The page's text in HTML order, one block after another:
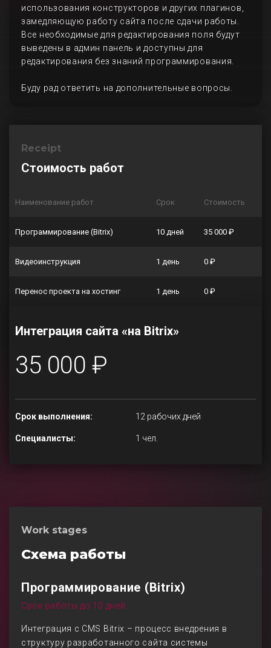
использования конструкторов и других плагинов,
замедляющую работу сайта после сдачи работы.
Все необходимые для редактирования поля будут
выведены в админ панель и доступны для
редактирования без знаний программирования.
Буду рад ответить на дополнительные вопросы.
Receipt
Стоимость работ
Наименование работ Срок Стоимость
Программирование (Bitrix) 10 дней 35 000 ₽
Видеоинструкция 1 день 0 ₽
Перенос проекта на хостинг 1 день 0 ₽
Интеграция сайта «на Bitrix»
35 000 ₽
Срок выполнения: 12 рабочих дней
Специалисты: 1 чел.
Work stages
Схема работы
Программирование (Bitrix)
Срок работы до 10 дней
Интеграция с CMS Bitrix – процесс внедрения в
структуру разработанного сайта системы